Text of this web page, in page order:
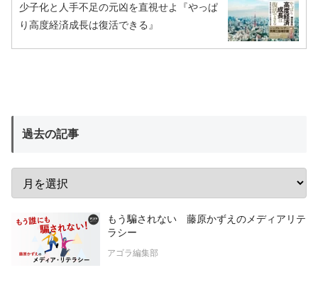
少子化と人手不足の元凶を直視せよ『やっぱ
り高度経済成長は復活できる』
過去の記事
もう騙されない 藤原かずえのメディアリテ
ラシー
アゴラ編集部